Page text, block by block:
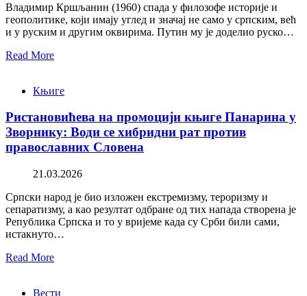
Владимир Кршљанин (1960) спада у филозофе историје и
геополитике, који имају углед и значај не само у српским, већ
и у руским и другим оквирима. Путин му је доделио руско…
Read More
Књиге
Ристановићева на промоцији књиге Панарина у
Зворнику: Води се хибридни рат против
православних Словена
21.03.2026
Српски народ је био изложен екстремизму, тероризму и
сепаратизму, а као резултат одбране од тих напада створена је
Република Српска и то у вријеме када су Срби били сами,
истакнуто…
Read More
Вести